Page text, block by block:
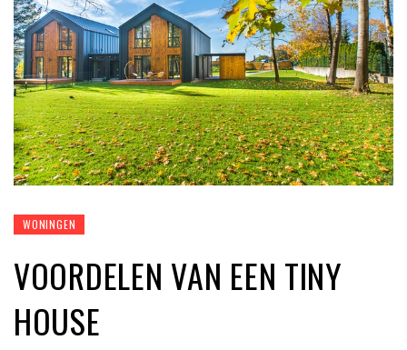
WONINGEN
VOORDELEN VAN EEN TINY
HOUSE